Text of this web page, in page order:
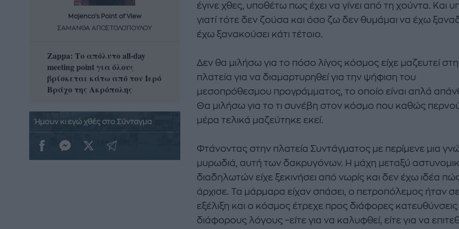
έγινε χθες, υποθέτω πως έχει να γίνει από τη χούντα. Και
γιατί τότε δεν ζούσα και όσο ζω δεν θυμάμαι να έχω
έχω ξανακούσει κάτι τέτοιο.
Δεν θα μιλήσω για το πόσο λίγος κόσμος είχε μαζευτεί
πλατεία για να διαμαρτυρηθεί για την ψήφιση του
μεσοπρόθεσμου προγράμματος, το οποίο είναι απλά
Θα μιλήσω για το τι συνέβη στον κόσμο που καθώς
μέρα τελικά μαζεύτηκε εκεί.
Φτάνοντας στην πλατεία Συντάγματος με περίμενε μια
μυρωδιά, αυτή των δακρυγόνων. Η μάχη μεταξύ
διαδηλωτών είχε ξεκινήσει από νωρίς και δεν έχω ιδέα
άρχισε. Τα μάρμαρα είχαν σπάσει, ο πετροπόλεμος ήταν
εξέλιξη και ο κόσμος έτρεχε προς διάφορες κατευθύνσεις
διάφορους λόγους –είτε για να καλυφθεί, είτε για να
Majenco's Point of View
ΣΑΜΑΝΘΑ ΑΠΟΣΤΟΛΟΠΟΥΛΟΥ
Zappa: Το απόλυτο all-day
meeting point για όλους
βρίσκεται κάτω από τον Ιερό
Βράχο της Ακρόπολης
Majenco's Point of View
δροσερή σαλάτα με
καρπούζι, φέτα και φράουλες
που θα λατρέψετε
A STORY BY KORI
έπαθα την πρώτη κρίση
πανικού νόμιζα πως θα
πεθάνω»
Ήμουν κι εγώ χθές στο Σύνταγμα